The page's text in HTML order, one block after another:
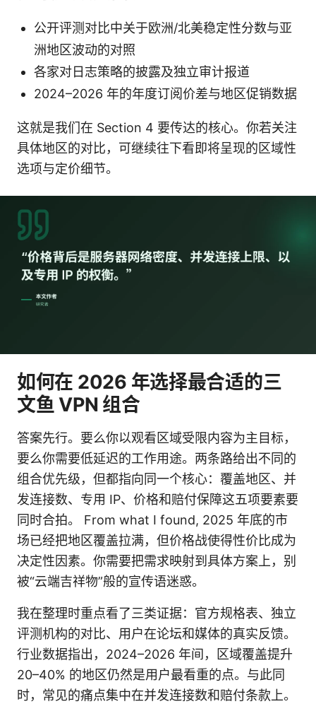
公开评测对比中关于欧洲/北美稳定性分数与亚
洲地区波动的对照
各家对日志策略的披露及独立审计报道
2024–2026 年的年度订阅价差与地区促销数据
这就是我们在 Section 4 要传达的核心。你若关注
具体地区的对比，可继续往下看即将呈现的区域性
选项与定价细节。
如何在 2026 年选择最合适的三
文鱼 VPN 组合
答案先行。要么你以观看区域受限内容为主目标，
要么你需要低延迟的工作用途。两条路给出不同的
组合优先级，但都指向同一个核心：覆盖地区、并
发连接数、专用 IP、价格和赔付保障这五项要素要
同时合拍。 From what I found, 2025 年底的市
场已经把地区覆盖拉满，但价格战使得性价比成为
决定性因素。你需要把需求映射到具体方案上，别
被“云端吉祥物”般的宣传语迷惑。
我在整理时重点看了三类证据：官方规格表、独立
评测机构的对比、用户在论坛和媒体的真实反馈。
行业数据指出，2024–2026 年间，区域覆盖提升
20–40% 的地区仍然是用户最看重的点。与此同
时，常见的痛点集中在并发连接数和赔付条款上。